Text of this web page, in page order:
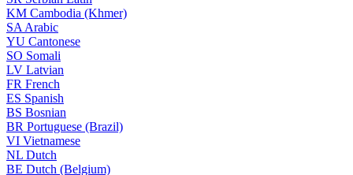
KM Cambodia (Khmer)
SA Arabic
YU Cantonese
SO Somali
LV Latvian
FR French
ES Spanish
BS Bosnian
BR Portuguese (Brazil)
VI Vietnamese
NL Dutch
BE Dutch (Belgium)